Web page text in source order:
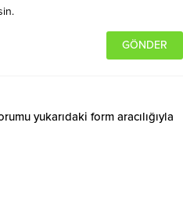
yukarıdaki form aracılığıyla